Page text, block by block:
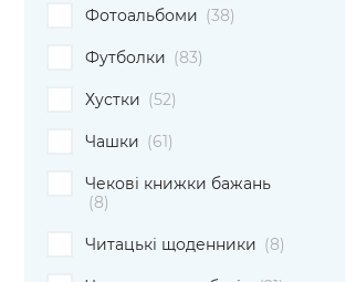
Фотоальбоми (38)
Футболки (83)
Хустки (52)
Чашки (61)
Чекові книжки бажань
(8)
Читацькі щоденники (8)